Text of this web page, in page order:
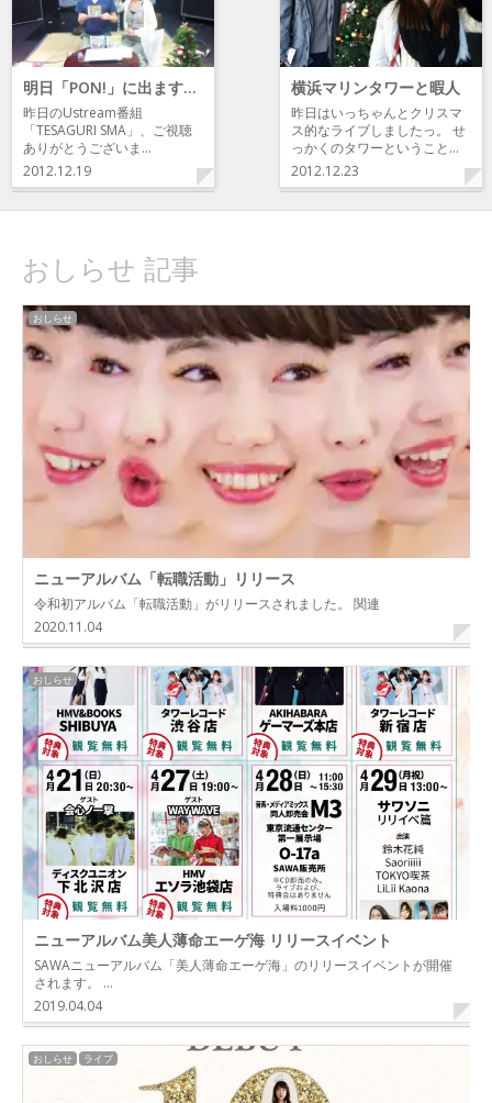
明日「PON!」に出ます！！！
昨日のUstream番組
「TESAGURI SMA」、ご視聴
ありがとうございま…
2012.12.19
横浜マリンタワーと暇人
昨日はいっちゃんとクリスマ
ス的なライブしましたっ。 せ
っかくのタワーということ…
2012.12.23
おしらせ 記事
おしらせ
ニューアルバム「転職活動」リリース
令和初アルバム「転職活動」がリリースされました。 関連
2020.11.04
おしらせ
ニューアルバム美人薄命エーゲ海 リリースイベント
SAWAニューアルバム「美人薄命エーゲ海」のリリースイベントが開催
されます。 …
2019.04.04
おしらせ ライブ